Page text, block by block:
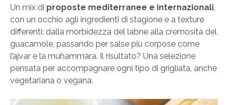
Un mix di proposte mediterranee e internazionali,
con un occhio agli ingredienti di stagione e a texture
differenti: dalla morbidezza del labne alla cremosità del
guacamole, passando per salse più corpose come
l’ajvar e la muhammara. Il risultato? Una selezione
pensata per accompagnare ogni tipo di grigliata, anche
vegetariana o vegana.